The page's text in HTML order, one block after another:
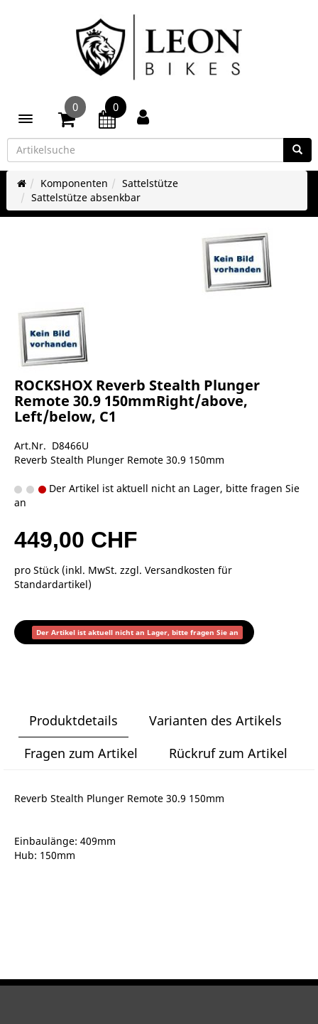
Toggle navigation
0 0
Komponenten
Sattelstütze
Sattelstütze absenkbar
ROCKSHOX Reverb Stealth Plunger
Remote 30.9 150mmRight/above,
Left/below, C1
Art.Nr. D8466U
Reverb Stealth Plunger Remote 30.9 150mm
Der Artikel ist aktuell nicht an Lager, bitte fragen Sie
an
449,00 CHF
pro Stück (inkl. MwSt. zzgl. Versandkosten für
Standardartikel)
Der Artikel ist aktuell nicht an Lager, bitte fragen Sie an
Produktdetails
Varianten des Artikels
Fragen zum Artikel
Rückruf zum Artikel
Reverb Stealth Plunger Remote 30.9 150mm
Einbaulänge: 409mm
Hub: 150mm